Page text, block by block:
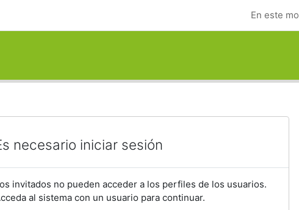
En este
necesario iniciar sesión
invitados no pueden acceder a los perfiles de los usuarios.
al sistema con un usuario para continuar.